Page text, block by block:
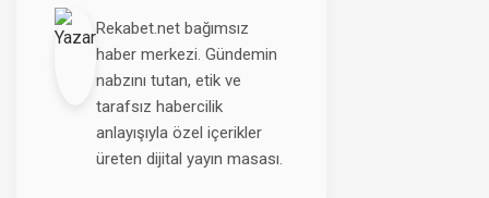
Rekabet.net bağımsız
haber merkezi. Gündemin
nabzını tutan, etik ve
tarafsız habercilik
anlayışıyla özel içerikler
üreten dijital yayın masası.